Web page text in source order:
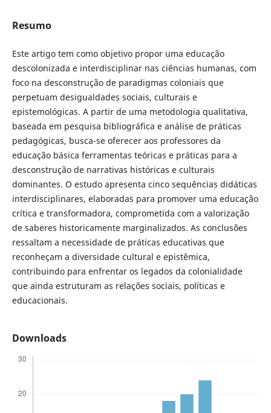
Resumo
Este artigo tem como objetivo propor uma educação
descolonizada e interdisciplinar nas ciências humanas, com
foco na desconstrução de paradigmas coloniais que
perpetuam desigualdades sociais, culturais e
epistemológicas. A partir de uma metodologia qualitativa,
baseada em pesquisa bibliográfica e análise de práticas
pedagógicas, busca-se oferecer aos professores da
educação básica ferramentas teóricas e práticas para a
desconstrução de narrativas históricas e culturais
dominantes. O estudo apresenta cinco sequências didáticas
interdisciplinares, elaboradas para promover uma educação
crítica e transformadora, comprometida com a valorização
de saberes historicamente marginalizados. As conclusões
ressaltam a necessidade de práticas educativas que
reconheçam a diversidade cultural e epistêmica,
contribuindo para enfrentar os legados da colonialidade
que ainda estruturam as relações sociais, políticas e
educacionais.
Downloads